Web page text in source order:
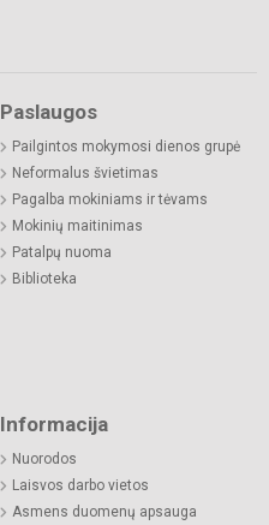
Paslaugos
Pailgintos mokymosi dienos grupė
Neformalus švietimas
Pagalba mokiniams ir tėvams
Mokinių maitinimas
Patalpų nuoma
Biblioteka
Informacija
Nuorodos
Laisvos darbo vietos
Asmens duomenų apsauga